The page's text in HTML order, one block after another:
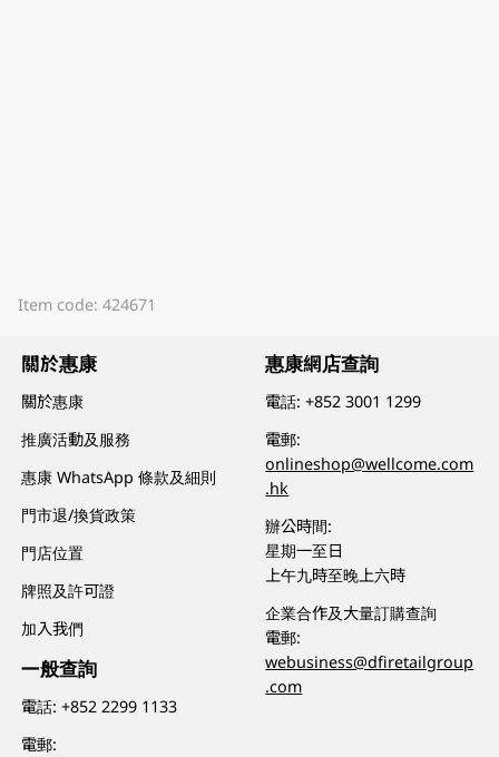
Item code: 424671
關於惠康
關於惠康
推廣活動及服務
惠康 WhatsApp 條款及細則
門市退/換貨政策
門店位置
牌照及許可證
加入我們
一般查詢
電話:+852 2299 1133
電郵:
惠康網店查詢
電話:+852 3001 1299
電郵:
onlineshop@wellcome.com
.hk
辦公時間:
星期一至日
上午九時至晚上六時
企業合作及大量訂購查詢
電郵:
webusiness@dfiretailgroup
.com